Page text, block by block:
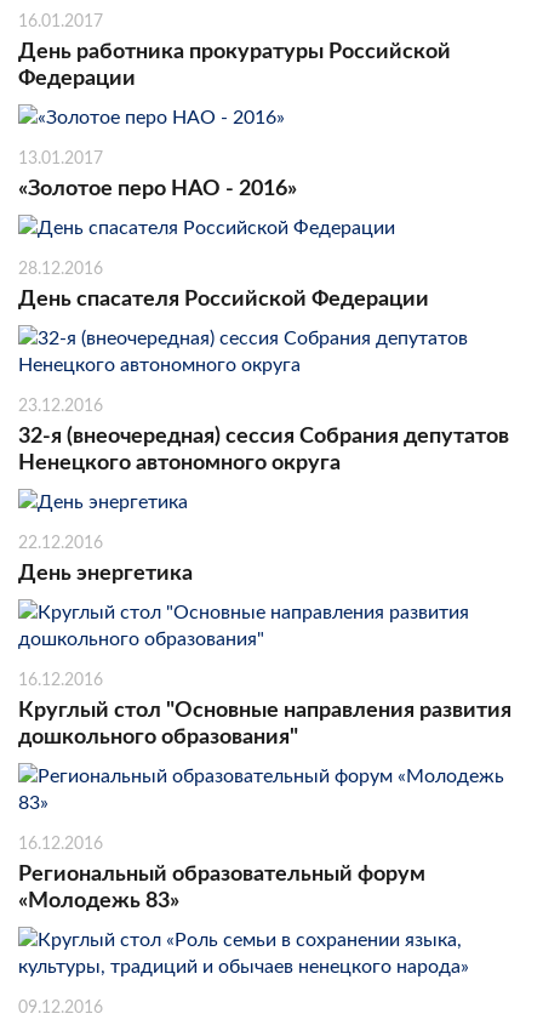
16.01.2017
День работника прокуратуры Российской
Федерации
13.01.2017
«Золотое перо НАО - 2016»
28.12.2016
День спасателя Российской Федерации
23.12.2016
32-я (внеочередная) сессия Собрания депутатов
Ненецкого автономного округа
22.12.2016
День энергетика
16.12.2016
Круглый стол "Основные направления развития
дошкольного образования"
16.12.2016
Региональный образовательный форум
«Молодежь 83»
09.12.2016